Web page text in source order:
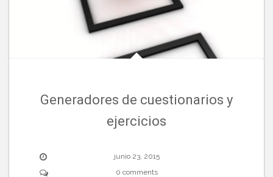
Generadores de cuestionarios y
ejercicios
junio 23, 2015
0 comments